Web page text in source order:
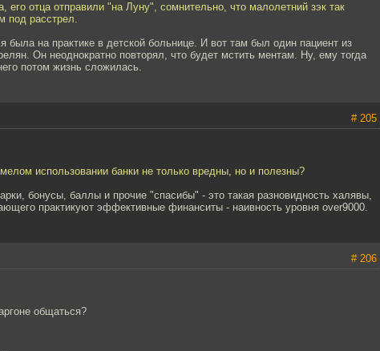
отца отправили "на Луну", сомнительно, что малолетний зэк так
под расстрел.
была на практике в детской больнице. И вот там был один пациент из
Он неоднократно повторял, что будет мстить ментам. Ну, ему тогда
потом жизнь сложилась.
# 205
использовании банки не только вредны, но и полезны?
бонусы, баллы и прочие "спасибы" - это такая разновидность халявы,
практикуют эффективные финанситы - наивность уровня over9000.
# 206
общаться?